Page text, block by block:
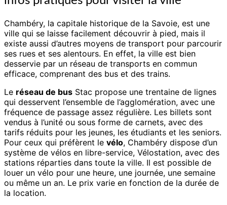
Chambéry, la capitale historique de la Savoie, est une
ville qui se laisse facilement découvrir à pied, mais il
existe aussi d’autres moyens de transport pour parcourir
ses rues et ses alentours. En effet, la ville est bien
desservie par un réseau de transports en commun
efficace, comprenant des bus et des trains.
Le réseau de bus Stac propose une trentaine de lignes
qui desservent l’ensemble de l’agglomération, avec une
fréquence de passage assez régulière. Les billets sont
vendus à l’unité ou sous forme de carnets, avec des
tarifs réduits pour les jeunes, les étudiants et les seniors.
Pour ceux qui préfèrent le vélo, Chambéry dispose d’un
système de vélos en libre-service, Vélostation, avec des
stations réparties dans toute la ville. Il est possible de
louer un vélo pour une heure, une journée, une semaine
ou même un an. Le prix varie en fonction de la durée de
la location.